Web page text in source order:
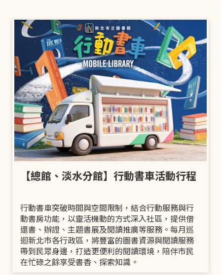
【總館、淡水分館】行動書車活動行程
行動書車突破時間與空間限制，結合行動服務與行
動書房功能，以靈活機動的方式深入社區，提供借
還書、辦證、主題書展及閱讀推廣等服務。每月巡
迴新北市各行政區，將豐富的圖書資源與閱讀服務
帶到民眾身邊，打造更便利的閱讀環境，陪伴市民
在忙碌之餘享受書香、探索知識。